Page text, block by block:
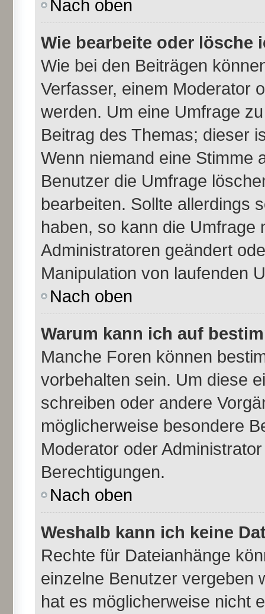
Nach oben
Wie bearbeite oder lösche
Wie bei den Beiträgen
Verfasser, einem Moderator
werden. Um eine Umfrage
Beitrag des Themas; dieser
Wenn niemand eine Stimme
Benutzer die Umfrage
bearbeiten. Sollte allerdings
haben, so kann die
Administratoren geändert
Manipulation von laufenden
Nach oben
Warum kann ich auf
Manche Foren können
vorbehalten sein. Um diese
schreiben oder andere
möglicherweise besondere
Moderator oder
Berechtigungen.
Nach oben
Weshalb kann ich keine
Rechte für Dateianhänge
einzelne Benutzer vergeben
hat es möglicherweise nicht